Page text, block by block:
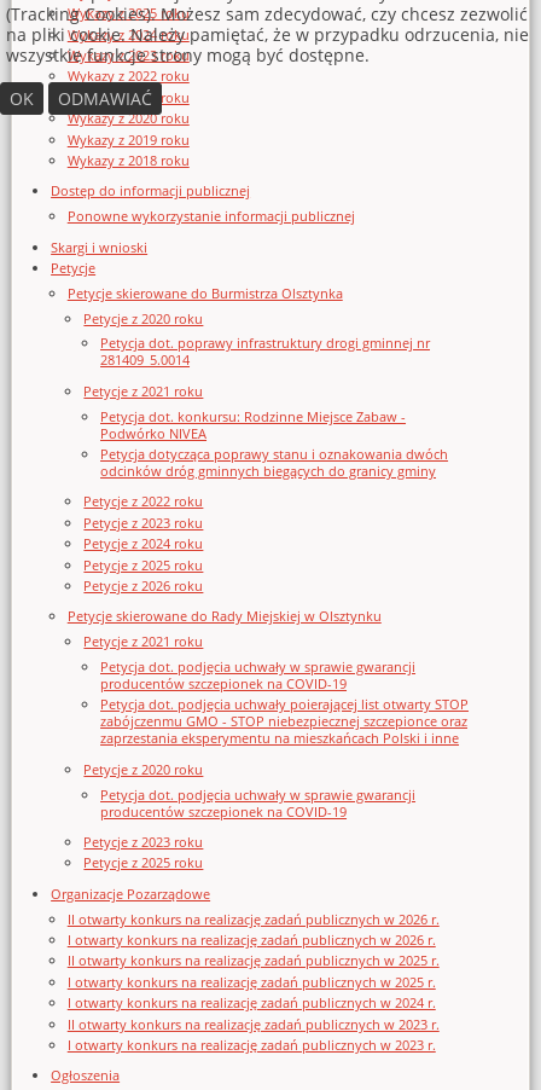
Wykazy z 2025 roku
Wykazy z 2024 roku
Wykazy z 2023 roku
Wykazy z 2022 roku
Wykazy z 2021 roku
Wykazy z 2020 roku
Wykazy z 2019 roku
Wykazy z 2018 roku
Dostęp do informacji publicznej
Ponowne wykorzystanie informacji publicznej
Skargi i wnioski
Petycje
Petycje skierowane do Burmistrza Olsztynka
Petycje z 2020 roku
Petycja dot. poprawy infrastruktury drogi gminnej nr
281409_5.0014
Petycje z 2021 roku
Petycja dot. konkursu: Rodzinne Miejsce Zabaw -
Podwórko NIVEA
Petycja dotycząca poprawy stanu i oznakowania dwóch
odcinków dróg gminnych biegących do granicy gminy
Petycje z 2022 roku
Petycje z 2023 roku
Petycje z 2024 roku
Petycje z 2025 roku
Petycje z 2026 roku
Petycje skierowane do Rady Miejskiej w Olsztynku
Petycje z 2021 roku
Petycja dot. podjęcia uchwały w sprawie gwarancji
producentów szczepionek na COVID-19
Petycja dot. podjęcia uchwały poierającej list otwarty STOP
zabójczenmu GMO - STOP niebezpiecznej szczepionce oraz
zaprzestania eksperymentu na mieszkańcach Polski i inne
Petycje z 2020 roku
Petycja dot. podjęcia uchwały w sprawie gwarancji
producentów szczepionek na COVID-19
Petycje z 2023 roku
Petycje z 2025 roku
Organizacje Pozarządowe
II otwarty konkurs na realizację zadań publicznych w 2026 r.
I otwarty konkurs na realizację zadań publicznych w 2026 r.
II otwarty konkurs na realizację zadań publicznych w 2025 r.
I otwarty konkurs na realizację zadań publicznych w 2025 r.
I otwarty konkurs na realizację zadań publicznych w 2024 r.
II otwarty konkurs na realizację zadań publicznych w 2023 r.
I otwarty konkurs na realizację zadań publicznych w 2023 r.
Ogłoszenia
(Tracking Cookies). Możesz sam zdecydować, czy chcesz zezwolić
na pliki cookie. Należy pamiętać, że w przypadku odrzucenia, nie
wszystkie funkcje strony mogą być dostępne.
OK
ODMAWIAĆ